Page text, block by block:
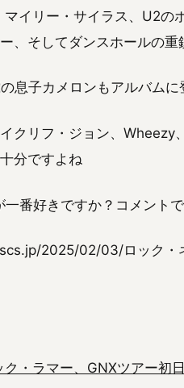
マイリー・サイラス、U2の
、そしてダンスホールの重
息子カメロンもアルバムに
クリフ・ジョン、Wheezy
分ですよね
番好きですか？コメント
2025/02/03/ロック・
ク・ラマー、GNXツアー初